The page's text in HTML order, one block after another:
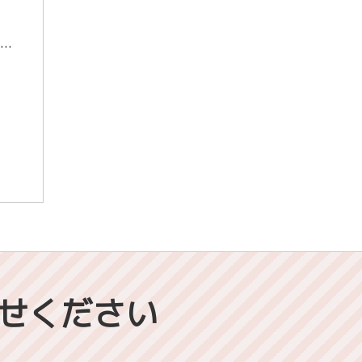
熊本大学 理学部 合格！川口瑞葉さん（明光学園高校 卒業） 東進衛星予備校 大牟田有明町校
ください